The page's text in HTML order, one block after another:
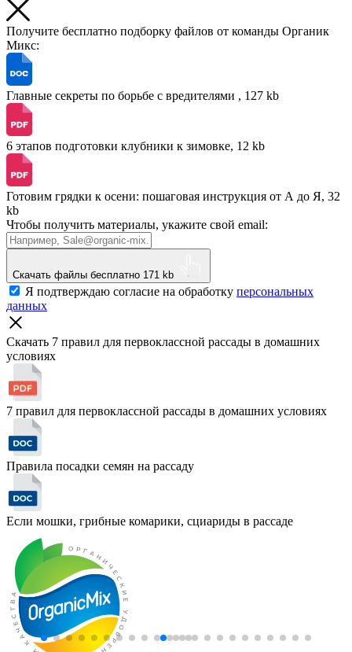
Получите бесплатно подборку файлов от команды Органик
Микс:
Главные секреты по борьбе с вредителями , 127 kb
6 этапов подготовки клубники к зимовке, 12 kb
Готовим грядки к осени: пошаговая инструкция от А до Я, 32
kb
Чтобы получить материалы, укажите свой email:
Скачать файлы бесплатно 171 kb
Я подтверждаю согласие на обработку персональных
данных
Скачать 7 правил для первоклассной рассады в домашних
условиях
7 правил для первоклассной рассады в домашних условиях
Правила посадки семян на рассаду
Если мошки, грибные комарики, сциариды в рассаде